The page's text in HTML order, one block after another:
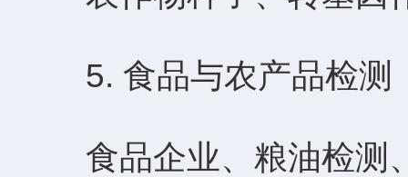
5. 食品与农产品检测
食品企业、粮油检测